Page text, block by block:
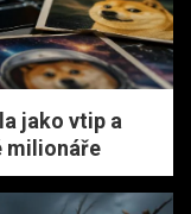
jako vtip a
milionáře